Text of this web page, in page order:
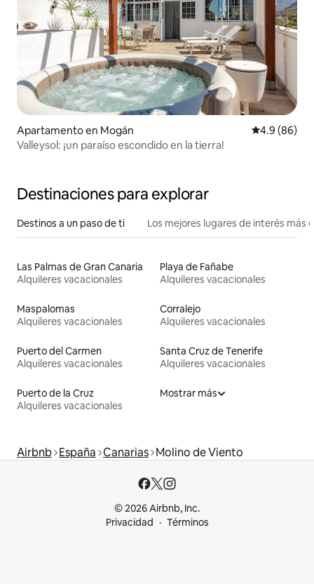
Apartamento en Mogán Calificación
4.9 (86)
Valleysol: ¡un paraíso escondido en la tierra!
Destinaciones para explorar
Destinos a un paso de ti Los mejores lugares de interés más
Las Palmas de Gran Canaria
Alquileres vacacionales
Playa de Fañabe
Alquileres vacacionales
Maspalomas
Alquileres vacacionales
Corralejo
Alquileres vacacionales
Puerto del Carmen
Alquileres vacacionales
Santa Cruz de Tenerife
Alquileres vacacionales
Puerto de la Cruz
Alquileres vacacionales
Mostrar más
Airbnb España Canarias Molino de Viento
© 2026 Airbnb, Inc.
Privacidad
Términos